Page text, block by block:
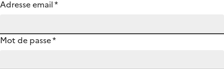
Adresse email*
Mot de passe*